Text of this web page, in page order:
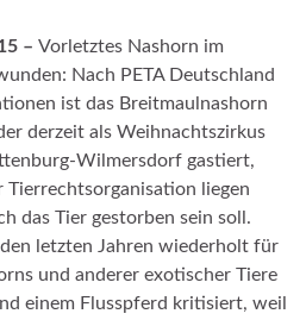
– Vorletztes Nashorn im
Nach PETA Deutschland
ist das Breitmaulnashorn
derzeit als Weihnachtszirkus
Wilmersdorf gastiert,
liegen
das Tier gestorben sein soll.
letzten Jahren wiederholt für
und anderer exotischer Tiere
einem Flusspferd kritisiert, weil